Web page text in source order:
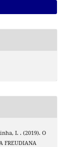
I. . (2019). O
FREUDIANA